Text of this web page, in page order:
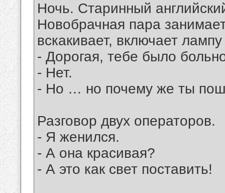
Ночь. Старинный
Новобрачная пара
вскакивает, включает
- Дорогая, тебе было
- Нет.
- Но … но почему же ты
Разговор двух операторов.
- Я женился.
- А она красивая?
- А это как свет поставить!